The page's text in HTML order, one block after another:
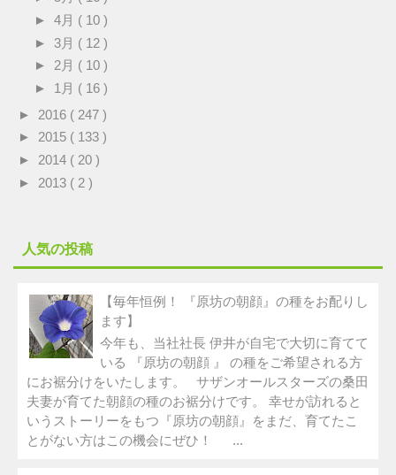
► 4月 ( 10 )
► 3月 ( 12 )
► 2月 ( 10 )
► 1月 ( 16 )
► 2016 ( 247 )
► 2015 ( 133 )
► 2014 ( 20 )
► 2013 ( 2 )
人気の投稿
【毎年恒例！ 『原坊の朝顔』の種をお配りし
ます】
今年も、当社社長 伊井が自宅で大切に育てて
いる 『原坊の朝顔 』 の種をご希望される方
にお裾分けをいたします。 サザンオールスターズの桑田
夫妻が育てた朝顔の種のお裾分けです。 幸せが訪れると
いうストーリーをもつ『原坊の朝顔』をまだ、育てたこ
とがない方はこの機会にぜひ！ ...